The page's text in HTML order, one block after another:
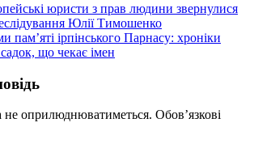
юристи з прав людини звернулися
Юлії Тимошенко
пам’яті ірпінського Парнасу: хроніки
що чекає імен
не оприлюднюватиметься. Обов’язкові